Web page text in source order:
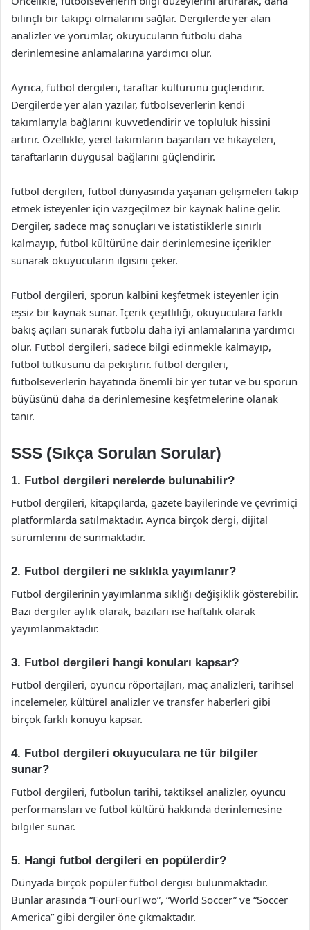
bilinçli bir takipçi olmalarını sağlar. Dergilerde yer alan
analizler ve yorumlar, okuyucuların futbolu daha
derinlemesine anlamalarına yardımcı olur.
Ayrıca, futbol dergileri, taraftar kültürünü güçlendirir.
Dergilerde yer alan yazılar, futbolseverlerin kendi
takımlarıyla bağlarını kuvvetlendirir ve topluluk hissini
artırır. Özellikle, yerel takımların başarıları ve hikayeleri,
taraftarların duygusal bağlarını güçlendirir.
futbol dergileri, futbol dünyasında yaşanan gelişmeleri takip
etmek isteyenler için vazgeçilmez bir kaynak haline gelir.
Dergiler, sadece maç sonuçları ve istatistiklerle sınırlı
kalmayıp, futbol kültürüne dair derinlemesine içerikler
sunarak okuyucuların ilgisini çeker.
Futbol dergileri, sporun kalbini keşfetmek isteyenler için
eşsiz bir kaynak sunar. İçerik çeşitliliği, okuyuculara farklı
bakış açıları sunarak futbolu daha iyi anlamalarına yardımcı
olur. Futbol dergileri, sadece bilgi edinmekle kalmayıp,
futbol tutkusunu da pekiştirir. futbol dergileri,
futbolseverlerin hayatında önemli bir yer tutar ve bu sporun
büyüsünü daha da derinlemesine keşfetmelerine olanak
tanır.
SSS (Sıkça Sorulan Sorular)
1. Futbol dergileri nerelerde bulunabilir?
Futbol dergileri, kitapçılarda, gazete bayilerinde ve çevrimiçi
platformlarda satılmaktadır. Ayrıca birçok dergi, dijital
sürümlerini de sunmaktadır.
2. Futbol dergileri ne sıklıkla yayımlanır?
Futbol dergilerinin yayımlanma sıklığı değişiklik gösterebilir.
Bazı dergiler aylık olarak, bazıları ise haftalık olarak
yayımlanmaktadır.
3. Futbol dergileri hangi konuları kapsar?
Futbol dergileri, oyuncu röportajları, maç analizleri, tarihsel
incelemeler, kültürel analizler ve transfer haberleri gibi
birçok farklı konuyu kapsar.
4. Futbol dergileri okuyuculara ne tür bilgiler
sunar?
Futbol dergileri, futbolun tarihi, taktiksel analizler, oyuncu
performansları ve futbol kültürü hakkında derinlemesine
bilgiler sunar.
5. Hangi futbol dergileri en popülerdir?
Dünyada birçok popüler futbol dergisi bulunmaktadır.
Bunlar arasında “FourFourTwo”, “World Soccer” ve “Soccer
America” gibi dergiler öne çıkmaktadır.